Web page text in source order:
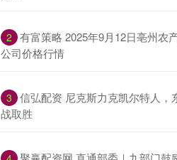
2 有富策略 2025年9月12日亳州农
公司价格行情
3 信弘配资 尼克斯力克凯尔特人，
战取胜